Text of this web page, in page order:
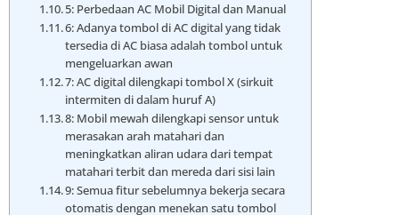
5: Perbedaan AC Mobil Digital dan Manual
6: Adanya tombol di AC digital yang tidak
tersedia di AC biasa adalah tombol untuk
mengeluarkan awan
7: AC digital dilengkapi tombol X (sirkuit
intermiten di dalam huruf A)
8: Mobil mewah dilengkapi sensor untuk
merasakan arah matahari dan
meningkatkan aliran udara dari tempat
matahari terbit dan mereda dari sisi lain
9: Semua fitur sebelumnya bekerja secara
otomatis dengan menekan satu tombol